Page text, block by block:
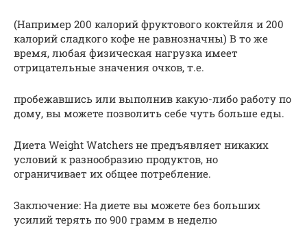
(Например 200 калорий фруктового коктейля и 200
калорий сладкого кофе не равнозначны) В то же
время, любая физическая нагрузка имеет
отрицательные значения очков, т.е.
пробежавшись или выполнив какую-либо работу по
дому, вы можете позволить себе чуть больше еды.
Диета Weight Watchers не предъявляет никаких
условий к разнообразию продуктов, но
ограничивает их общее потребление.
Заключение: На диете вы можете без больших
усилий терять по 900 грамм в неделю